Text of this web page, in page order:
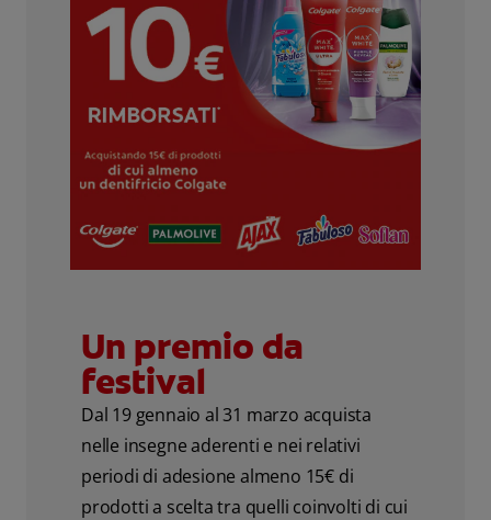
Un premio da
festival
Dal 19 gennaio al 31 marzo acquista
nelle insegne aderenti e nei relativi
periodi di adesione almeno 15€ di
prodotti a scelta tra quelli coinvolti di cui